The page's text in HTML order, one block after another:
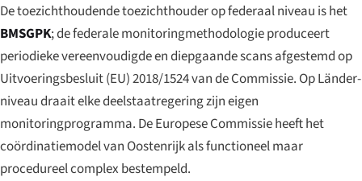
De toezichthoudende toezichthouder op federaal niveau is het
BMSGPK; de federale monitoringmethodologie produceert
periodieke vereenvoudigde en diepgaande scans afgestemd op
Uitvoeringsbesluit (EU) 2018/1524 van de Commissie. Op Länder-
niveau draait elke deelstaatregering zijn eigen
monitoringprogramma. De Europese Commissie heeft het
coördinatiemodel van Oostenrijk als functioneel maar
procedureel complex bestempeld.